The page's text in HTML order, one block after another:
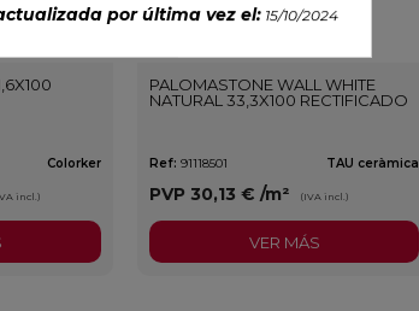
Colorker
incl.)
PALOMASTONE WALL WHITE
NATURAL 33,3X100 RECTIFICADO
Ref: 91118501 TAU ceràmica
PVP 30,13 €/m² (IVA incl.)
VER MÁS
por última vez el: 15/10/2024